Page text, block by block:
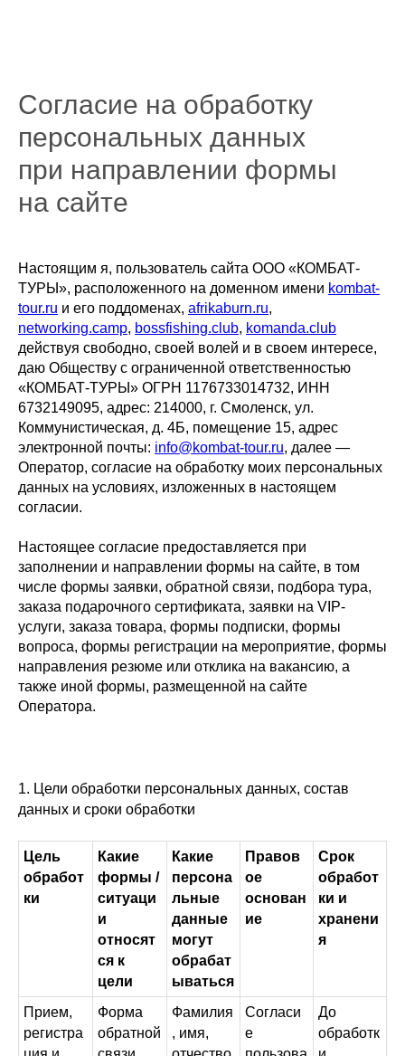
Согласие на обработку
персональных данных
при направлении формы
на сайте
Настоящим я, пользователь сайта ООО «КОМБАТ-
ТУРЫ», расположенного на доменном имени kombat-
tour.ru и его поддоменах, afrikaburn.ru,
networking.camp, bossfishing.club, komanda.club
действуя свободно, своей волей и в своем интересе,
даю Обществу с ограниченной ответственностью
«КОМБАТ-ТУРЫ» ОГРН 1176733014732, ИНН
6732149095, адрес: 214000, г. Смоленск, ул.
Коммунистическая, д. 4Б, помещение 15, адрес
электронной почты: info@kombat‑tour.ru, далее —
Оператор, согласие на обработку моих персональных
данных на условиях, изложенных в настоящем
согласии.
Настоящее согласие предоставляется при
заполнении и направлении формы на сайте, в том
числе формы заявки, обратной связи, подбора тура,
заказа подарочного сертификата, заявки на VIP-
услуги, заказа товара, формы подписки, формы
вопроса, формы регистрации на мероприятие, формы
направления резюме или отклика на вакансию, а
также иной формы, размещенной на сайте
Оператора.
1. Цели обработки персональных данных, состав
данных и сроки обработки
Цель
обработ
ки
Какие
формы /
ситуаци
и
относят
ся к
цели
Какие
персона
льные
данные
могут
обрабат
ываться
Правов
ое
основан
ие
Срок
обработ
ки и
хранени
я
Прием,
регистра
Форма
обратной
Фамилия
, имя,
Согласи
е
До
обработк